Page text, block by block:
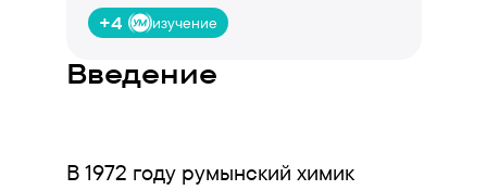
+4
изучение
Введение
В 1972 году румынский химик